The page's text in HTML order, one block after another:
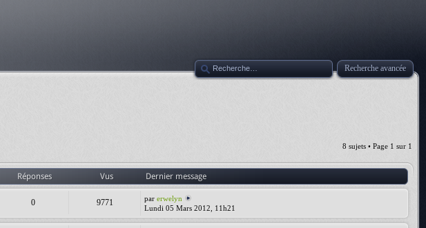
Recherche avancée
8 sujets • Page 1 sur 1
Réponses Vus Dernier message
0 9771 parerwelyn
Lundi 05 Mars 2012, 11h21